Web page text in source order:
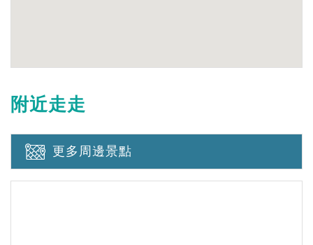
附近走走
更多周邊景點